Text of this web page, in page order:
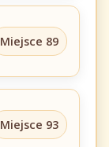
Miejsce 89
Miejsce 93